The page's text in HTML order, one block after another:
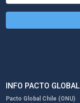
INFO PACTO GLOBAL
Pacto Global Chile (ONU)